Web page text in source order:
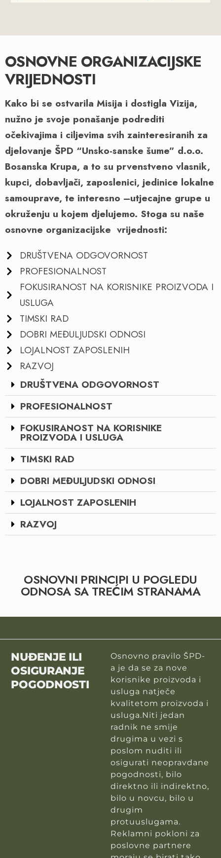
OSNOVNE ORGANIZACIJSKE
VRIJEDNOSTI
Kako bi se ostvarila Misija i dostigla Vizija,
nužno je svoje ponašanje podrediti
očekivajima i ciljevima svih zainteresiranih za
djelovanje ŠPD “Unsko-sanske šume” d.o.o.
Bosanska Krupa, a to su prvenstveno vlasnik,
kupci, dobavljači, zaposlenici, jedinice lokalne
samouprave, te interesno –utjecajne grupe u
okruženju u kojem djelujemo. Stoga su naše
osnovne organizacijske vrijednosti:
DRUŠTVENA ODGOVORNOST
PROFESIONALNOST
FOKUSIRANOST NA KORISNIKE PROIZVODA I
USLUGA
TIMSKI RAD
DOBRI MEĐULJUDSKI ODNOSI
LOJALNOST ZAPOSLENIH
RAZVOJ
DRUŠTVENA ODGOVORNOST
PROFESIONALNOST
FOKUSIRANOST NA KORISNIKE
PROIZVODA I USLUGA
TIMSKI RAD
DOBRI MEĐULJUDSKI ODNOSI
LOJALNOST ZAPOSLENIH
RAZVOJ
OSNOVNI PRINCIPI U POGLEDU
ODNOSA SA TREĆIM STRANAMA
NUĐENJE ILI
OSIGURANJE
POGODNOSTI
Osnovno pravilo ŠPD-
a je da se za nove
korisnike proizvoda i
usluga natječe
kvalitetom proizvoda i
usluga.Niti jedan
radnik ne smije
drugima u vezi s
poslom nuditi ili
osigurati neopravdane
pogodnosti, bilo
direktno ili indirektno,
bilo u novcu, bilo u
drugim
protuuslugama.
Reklamni pokloni za
poslovne partnere